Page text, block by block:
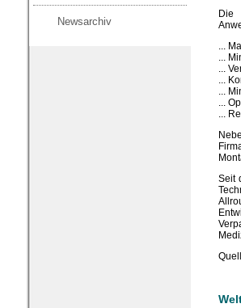
Newsarchiv
Die
...
...
...
...
...
...
...
Seit